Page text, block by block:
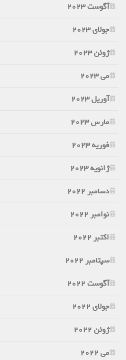
آگوست 2023
جولای 2023
ژوئن 2023
می 2023
آوریل 2023
مارس 2023
فوریه 2023
ژانویه 2023
دسامبر 2022
نوامبر 2022
اکتبر 2022
سپتامبر 2022
آگوست 2022
جولای 2022
ژوئن 2022
می 2022